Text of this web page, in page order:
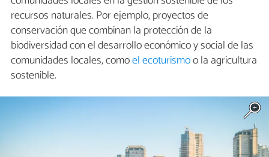
recursos naturales. Por ejemplo, proyectos de
conservación que combinan la protección de la
biodiversidad con el desarrollo económico y social de las
comunidades locales, comoel ecoturismoo la agricultura
sostenible.